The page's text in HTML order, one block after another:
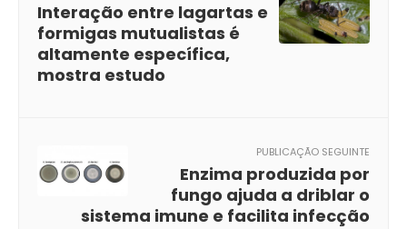
Interação entre lagartas e
formigas mutualistas é
altamente específica,
mostra estudo
PUBLICAÇÃO SEGUINTE
Enzima produzida por
fungo ajuda a driblar o
sistema imune e facilita infecção